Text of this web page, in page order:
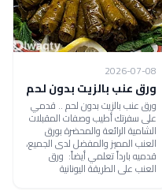
2026-07-08
ورق عنب بالزيت بدون لحم
ورق عنب بالزيت بدون لحم .. قدمي
على سفرتك أطيب وصفات المقبلات
الشامية الرائعة والمحضرة بورق
العنب المميز والمفضل لدى الجميع،
قدميه بارداً تعلمي أيضاً: ورق
العنب على الطريقة اليونانية